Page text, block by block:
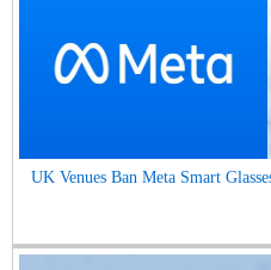
UK Venues Ban Meta Smart